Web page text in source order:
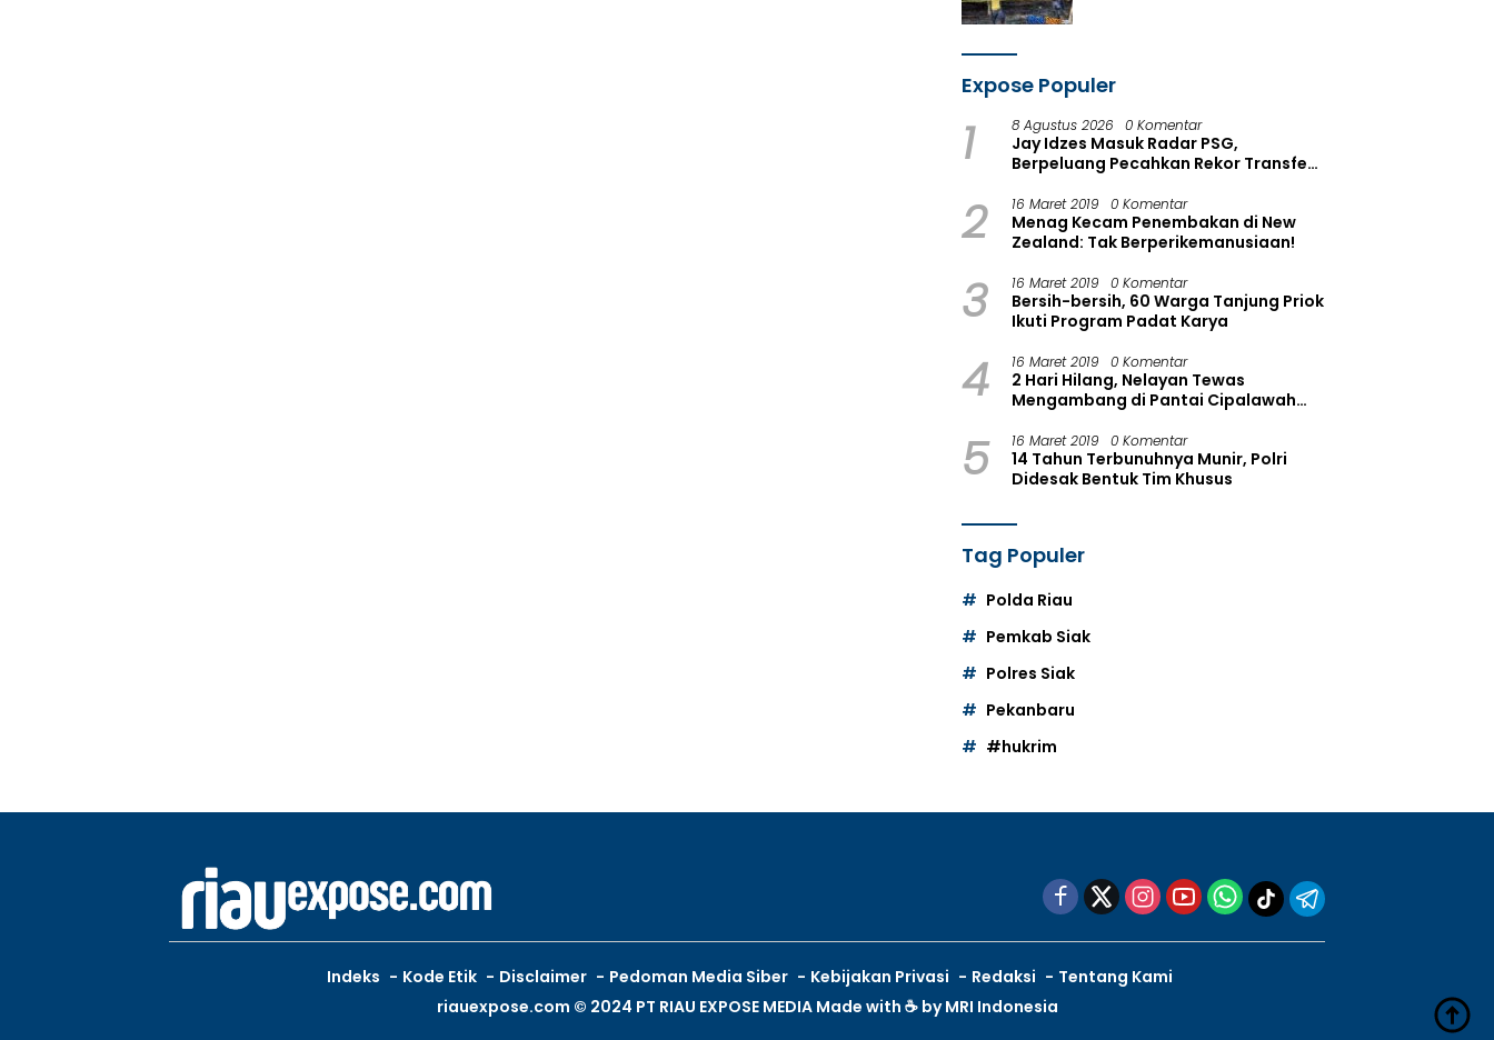
Expose Populer
1 8 Agustus 2026 0 Komentar
Jay Idzes Masuk Radar PSG,
Berpeluang Pecahkan Rekor Transfer
2 16 Maret 2019 0 Komentar
Menag Kecam Penembakan di New
Zealand: Tak Berperikemanusiaan!
3 16 Maret 2019 0 Komentar
Bersih-bersih, 60 Warga Tanjung Priok
Ikuti Program Padat Karya
4 16 Maret 2019 0 Komentar
2 Hari Hilang, Nelayan Tewas
Mengambang di Pantai Cipalawah
5 16 Maret 2019 0 Komentar
14 Tahun Terbunuhnya Munir, Polri
Didesak Bentuk Tim Khusus
Tag Populer
Polda Riau
Pemkab Siak
Polres Siak
Pekanbaru
#hukrim
Indeks Kode Etik Disclaimer Pedoman Media Siber Kebijakan Privasi Redaksi
Tentang Kami
riauexpose.com © 2024 PT RIAU EXPOSE MEDIA Made with ☕ byMRI Indonesia